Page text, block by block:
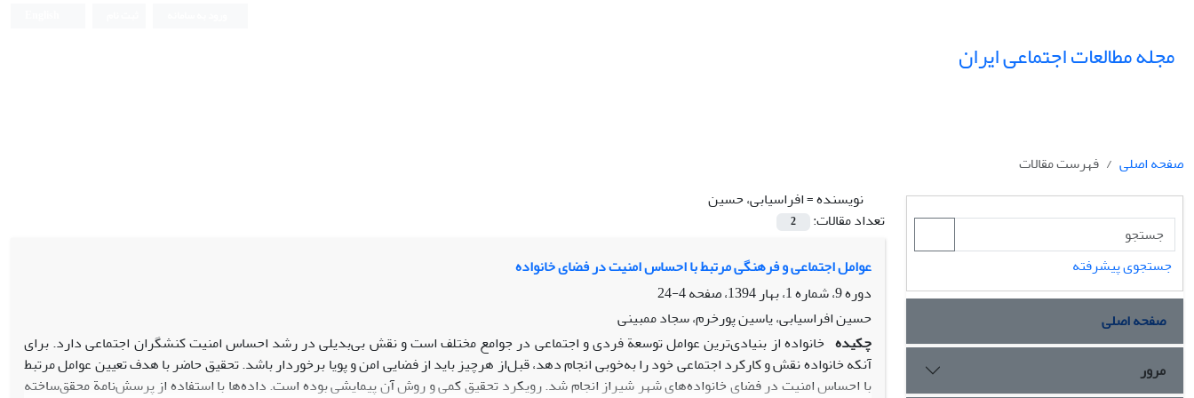
مجله مطالعات اجتماعی ایران
صفحه اصلی
فهرست مقالات
نویسنده =افراسیابی، حسین
تعداد مقالات:
2
عوامل اجتماعی و فرهنگی مرتبط با احساس امنیت در فضای خانواده
دوره 9، شماره 1، بهار 1394، صفحه
4-24
حسین افراسیابی، یاسین پورخرم، سجاد ممبینی
چکیده خانواده از بنیادی‌ترین عوامل توسعة فردی و اجتماعی در جوامع مختلف است و نقش بی‌بدیلی در رشد احساس امنیت کنشگران اجتماعی دارد. برای
آنکه خانواده نقش و کارکرد اجتماعی خود را به‌خوبی انجام دهد، قبل‌از هرچیز باید از فضایی امن و پویا برخوردار باشد. تحقیق حاضر با هدف تعیین عوامل مرتبط
با احساس امنیت در فضای خانواده‌های شهر شیراز انجام شد. رویکرد تحقیق کمی و روش آن پیمایشی بوده است. داده‌ها با استفاده از پرسش‌نامة محقق‌ساخته
جستجوی پیشرفته
صفحه اصلی
مرور